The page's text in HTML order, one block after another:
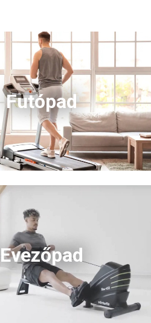
Futópad
Evezőpad